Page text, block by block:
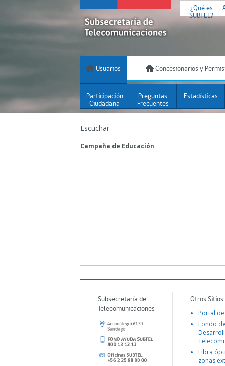
¿Qué es
SUBTEL?
Usuarios Concesionarios y
Participación
Ciudadana
Preguntas
Frecuentes
Estadísticas
Escuchar
Campaña de Educación
Subsecretaría de
Telecomunicaciones
Otros
Portal
Fondo
Fibra
zonas